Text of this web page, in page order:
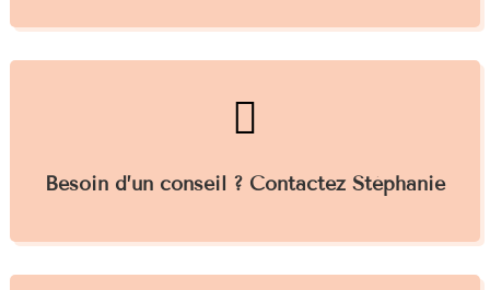

Besoin d’un conseil ? Contactez Stéphanie